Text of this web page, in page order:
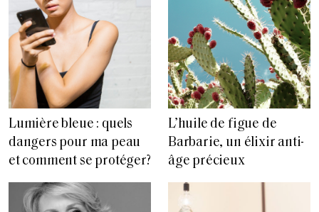
Lumière bleue : quels
dangers pour ma peau
et comment se protéger?
L’huile de figue de
Barbarie, un élixir anti-
âge précieux